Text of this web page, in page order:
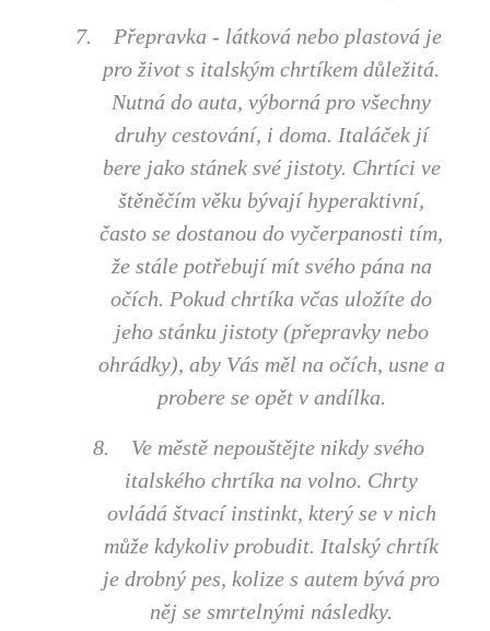
7.
Přepravka - látková nebo plastová je
pro život s italským chrtíkem důležitá.
Nutná do auta, výborná pro všechny
druhy cestování, i doma. Italáček jí
bere jako stánek své jistoty. Chrtíci ve
štěněčím věku bývají hyperaktivní,
často se dostanou do vyčerpanosti tím,
že stále potřebují mít svého pána na
očích. Pokud chrtíka včas uložíte do
jeho stánku jistoty (přepravky nebo
ohrádky), aby Vás měl na očích, usne a
probere se opět v andílka.
8.
Ve městě nepouštějte nikdy svého
italského chrtíka na volno. Chrty
ovládá štvací instinkt, který se v nich
může kdykoliv probudit. Italský chrtík
je drobný pes, kolize s autem bývá pro
něj se smrtelnými následky.